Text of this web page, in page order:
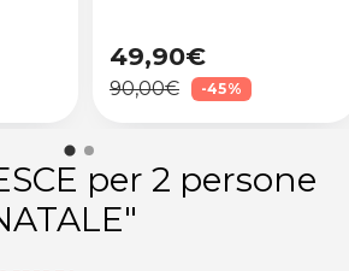
49,90€
90,00€ -45%
per 2 persone